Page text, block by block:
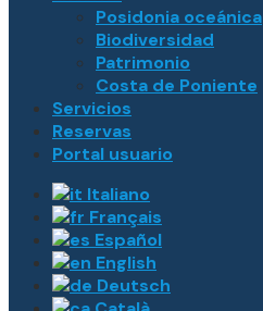
Posidonia oceánica
Biodiversidad
Patrimonio
Costa de Poniente
Servicios
Reservas
Portal usuario
Italiano
Français
Español
English
Deutsch